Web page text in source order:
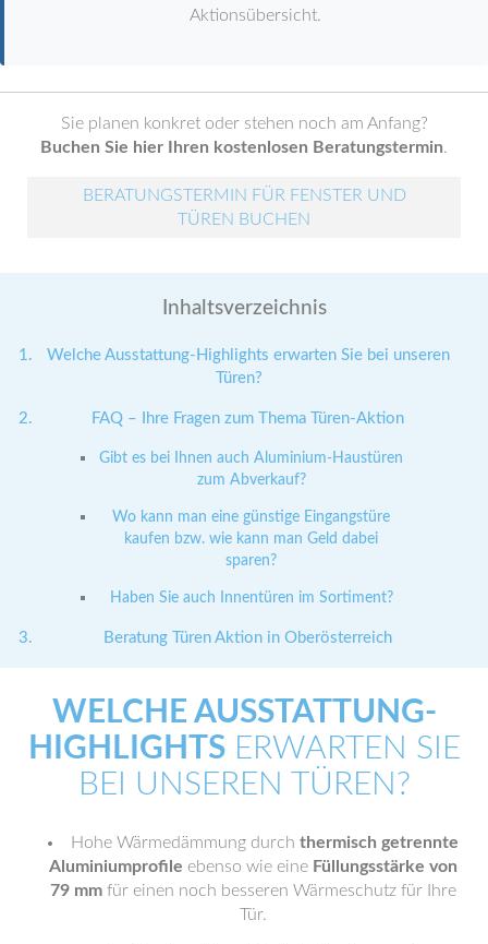
Aktionsübersicht.
Sie planen konkret oder stehen noch am Anfang?
Buchen Sie hier Ihren kostenlosen Beratungstermin.
BERATUNGSTERMIN FÜR FENSTER UND
TÜREN BUCHEN
Inhaltsverzeichnis
Welche Ausstattung-Highlights erwarten Sie bei unseren
Türen?
FAQ – Ihre Fragen zum Thema Türen-Aktion
Gibt es bei Ihnen auch Aluminium-Haustüren
zum Abverkauf?
Wo kann man eine günstige Eingangstüre
kaufen bzw. wie kann man Geld dabei
sparen?
Haben Sie auch Innentüren im Sortiment?
Beratung Türen Aktion in Oberösterreich
WELCHE AUSSTATTUNG-
HIGHLIGHTSERWARTEN SIE
BEI UNSEREN TÜREN?
Hohe Wärmedämmung durch thermisch getrennte
Aluminiumprofile ebenso wie eine Füllungsstärke von
79 mmfür einen noch besseren Wärmeschutz für Ihre
Tür.